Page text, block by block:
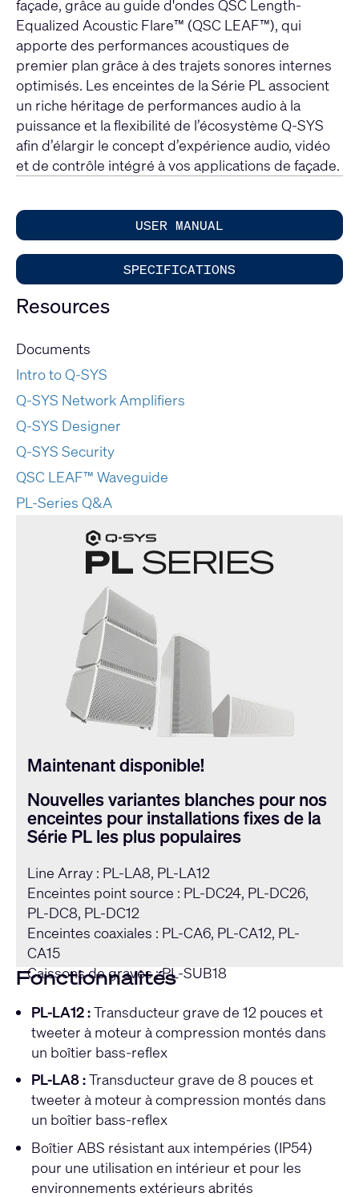
façade, grâce au guide d'ondes QSC Length-
Equalized Acoustic Flare™ (QSC LEAF™), qui
apporte des performances acoustiques de
premier plan grâce à des trajets sonores internes
optimisés. Les enceintes de la Série PL associent
un riche héritage de performances audio à la
puissance et la flexibilité de l’écosystème Q-SYS
afin d’élargir le concept d’expérience audio, vidéo
et de contrôle intégré à vos applications de façade.
USER MANUAL
SPECIFICATIONS
Resources
Documents
Intro to Q-SYS
Q-SYS Network Amplifiers
Q-SYS Designer
Q-SYS Security
QSC LEAF™ Waveguide
PL-Series Q&A
Maintenant disponible!
Nouvelles variantes blanches pour nos
enceintes pour installations fixes de la
Série PL les plus populaires
Line Array : PL-LA8, PL-LA12
Enceintes point source : PL-DC24, PL-DC26,
PL-DC8, PL-DC12
Enceintes coaxiales : PL-CA6, PL-CA12, PL-
CA15
Caissons de graves : PL-SUB18
Fonctionnalités
PL-LA12 :Transducteur grave de 12 pouces et
tweeter à moteur à compression montés dans
un boîtier bass-reflex
PL-LA8 :Transducteur grave de 8 pouces et
tweeter à moteur à compression montés dans
un boîtier bass-reflex
Boîtier ABS résistant aux intempéries (IP54)
pour une utilisation en intérieur et pour les
environnements extérieurs abrités